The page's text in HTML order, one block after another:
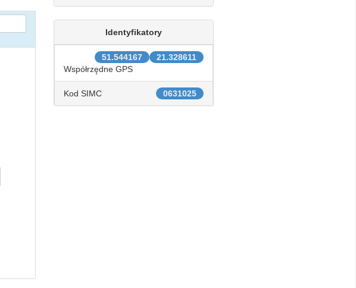
Identyfikatory
21.328611
51.544167
Współrzędne GPS
0631025
Kod SIMC